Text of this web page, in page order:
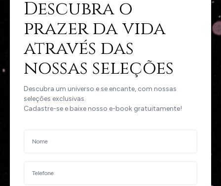
Descubra o
prazer da vida
através das
nossas seleções
Descubra um universo e se encante, com nossas
seleções exclusivas.
Cadastre-se e baixe nosso e-book gratuitamente!